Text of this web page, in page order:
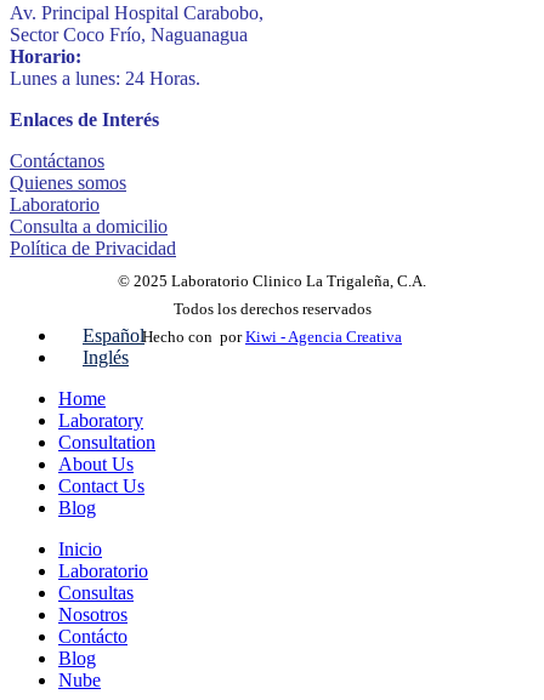
Av. Principal Hospital Carabobo,
Sector Coco Frío, Naguanagua
Horario:
Lunes a lunes: 24 Horas.
Enlaces de Interés
Contáctanos
Quienes somos
Laboratorio
Consulta a domicilio
Política de Privacidad
© 2025 Laboratorio Clinico La Trigaleña, C.A.
Todos los derechos reservados
Hecho con porKiwi - Agencia Creativa
Español
Inglés
Home
Laboratory
Consultation
About Us
Contact Us
Blog
Inicio
Laboratorio
Consultas
Nosotros
Contácto
Blog
Nube